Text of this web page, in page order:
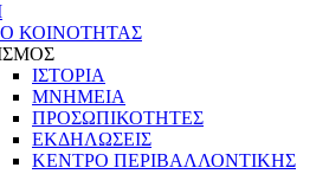
ΚΟΙΝΟΤΗΤΑΣ
ΙΣΤΟΡΙΑ
ΜΝΗΜΕΙΑ
ΠΡΟΣΩΠΙΚΟΤΗΤΕΣ
ΕΚΔΗΛΩΣΕΙΣ
ΚΕΝΤΡΟ ΠΕΡΙΒΑΛΛΟΝΤΙΚΗΣ